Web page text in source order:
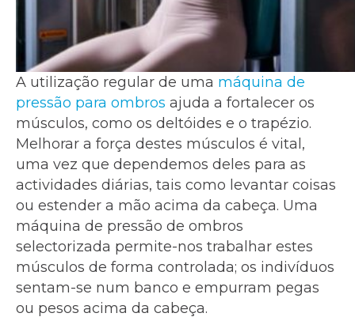
A utilização regular de uma máquina de
pressão para ombros ajuda a fortalecer os
músculos, como os deltóides e o trapézio.
Melhorar a força destes músculos é vital,
uma vez que dependemos deles para as
actividades diárias, tais como levantar coisas
ou estender a mão acima da cabeça. Uma
máquina de pressão de ombros
selectorizada permite-nos trabalhar estes
músculos de forma controlada; os indivíduos
sentam-se num banco e empurram pegas
ou pesos acima da cabeça.